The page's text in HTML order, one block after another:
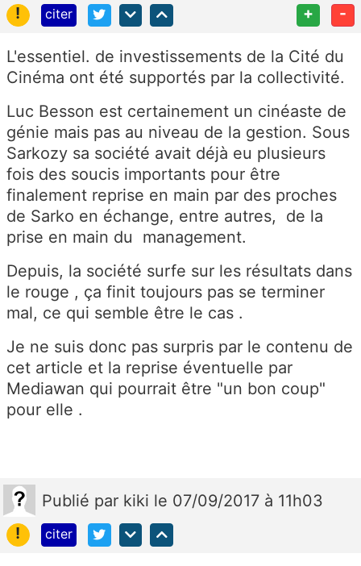
!
citer + -
L'essentiel. de investissements de la Cité du
Cinéma ont été supportés par la collectivité.
Luc Besson est certainement un cinéaste de
génie mais pas au niveau de la gestion. Sous
Sarkozy sa société avait déjà eu plusieurs
fois des soucis importants pour être
finalement reprise en main par des proches
de Sarko en échange, entre autres, de la
prise en main du management.
Depuis, la société surfe sur les résultats dans
le rouge , ça finit toujours pas se terminer
mal, ce qui semble être le cas .
Je ne suis donc pas surpris par le contenu de
cet article et la reprise éventuelle par
Mediawan qui pourrait être "un bon coup"
pour elle .
Publié par kiki le 07/09/2017 à 11h03
!
citer